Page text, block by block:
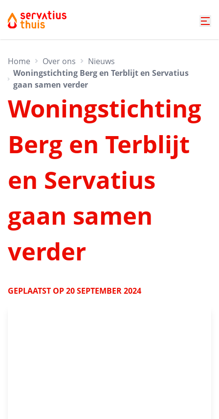
Home Over ons
Nieuws
Woningstichting Berg en Terblijt en Servatius
gaan samen verder
Woningstichting
Berg en Terblijt
en Servatius
gaan samen
verder
GEPLAATST OP20 SEPTEMBER 2024